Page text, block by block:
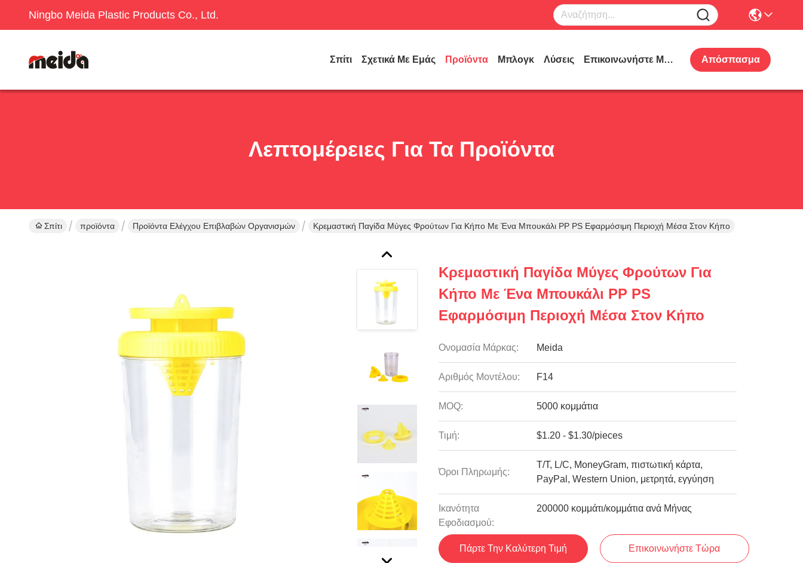
Ningbo Meida Plastic Products Co., Ltd.
Σπίτι Σχετικά Με Εμάς Προϊόντα Μπλογκ Λύσεις Επικοινωνήστε Μαζί Μας Απόσπασμα
Λεπτομέρειες Για Τα Προϊόντα
Σπίτι προϊόντα Προϊόντα Ελέγχου Επιβλαβών Οργανισμών Κρεμαστική Παγίδα Μύγες Φρούτων Για Κήπο Με Ένα Μπουκάλι PP PS Εφαρμόσιμη Περιοχή Μέσα Στον Κήπο
Κρεμαστική Παγίδα Μύγες Φρούτων Για
Κήπο Με Ένα Μπουκάλι PP PS
Εφαρμόσιμη Περιοχή Μέσα Στον Κήπο
Ονομασία Μάρκας: Meida
Αριθμός Μοντέλου: F14
MOQ: 5000 κομμάτια
Τιμή: $1.20 - $1.30/pieces
Όροι Πληρωμής:
Τ/Τ, L/C, MoneyGram, πιστωτική κάρτα,
PayPal, Western Union, μετρητά, εγγύηση
Ικανότητα
Εφοδιασμού:
200000 κομμάτι/κομμάτια ανά Μήνας
Πάρτε Την Καλύτερη Τιμή Επικοινωνήστε Τώρα